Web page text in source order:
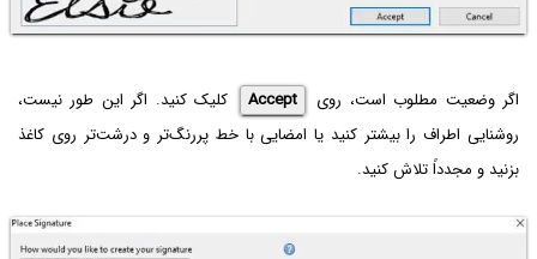
اگر وضعیت مطلوب است، روی Accept
کلیک کنید. اگر این طور نیست،
روشنایی اطراف را بیشتر کنید یا امضایی با خط پررنگ‌تر و درشت‌تر روی کاغذ
بزنید و مجدداً تلاش کنید.